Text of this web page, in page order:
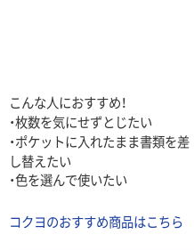
こんな人におすすめ！
・枚数を気にせずとじたい
・ポケットに入れたまま書類を差
し替えたい
・色を選んで使いたい
コクヨのおすすめ商品はこちら